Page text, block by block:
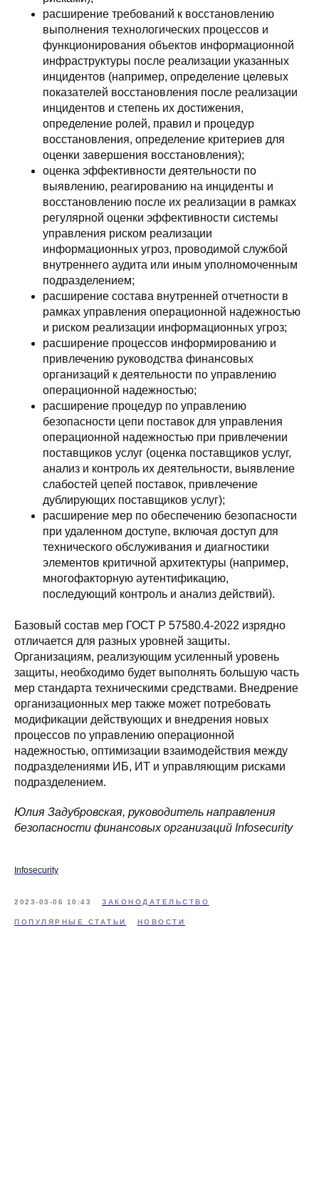
расширение требований к восстановлению
выполнения технологических процессов и
функционирования объектов информационной
инфраструктуры после реализации указанных
инцидентов (например, определение целевых
показателей восстановления после реализации
инцидентов и степень их достижения,
определение ролей, правил и процедур
восстановления, определение критериев для
оценки завершения восстановления);
оценка эффективности деятельности по
выявлению, реагированию на инциденты и
восстановлению после их реализации в рамках
регулярной оценки эффективности системы
управления риском реализации
информационных угроз, проводимой службой
внутреннего аудита или иным уполномоченным
подразделением;
расширение состава внутренней отчетности в
рамках управления операционной надежностью
и риском реализации информационных угроз;
расширение процессов информированию и
привлечению руководства финансовых
организаций к деятельности по управлению
операционной надежностью;
расширение процедур по управлению
безопасности цепи поставок для управления
операционной надежностью при привлечении
поставщиков услуг (оценка поставщиков услуг,
анализ и контроль их деятельности, выявление
слабостей цепей поставок, привлечение
дублирующих поставщиков услуг);
расширение мер по обеспечению безопасности
при удаленном доступе, включая доступ для
технического обслуживания и диагностики
элементов критичной архитектуры (например,
многофакторную аутентификацию,
последующий контроль и анализ действий).
Базовый состав мер ГОСТ Р 57580.4-2022 изрядно
отличается для разных уровней защиты.
Организациям, реализующим усиленный уровень
защиты, необходимо будет выполнять большую часть
мер стандарта техническими средствами. Внедрение
организационных мер также может потребовать
модификации действующих и внедрения новых
процессов по управлению операционной
надежностью, оптимизации взаимодействия между
подразделениями ИБ, ИТ и управляющим рисками
подразделением.
Юлия Задубровская, руководитель направления
безопасности финансовых организаций Infosecurity
Infosecurity
2023-03-06 10:43 ЗАКОНОДАТЕЛЬСТВО
ПОПУЛЯРНЫЕ СТАТЬИ НОВОСТИ